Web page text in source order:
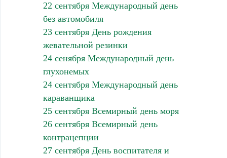
22 сентября Международный день
без автомобиля
23 сентября День рождения
жевательной резинки
24 сенября Международный день
глухонемых
24 сентября Международный день
караванщика
25 сентября Всемирный день моря
26 сентября Всемирный день
контрацепции
27 сентября День воспитателя и